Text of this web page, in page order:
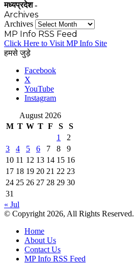
मध्यप्रदेश -
Archives
Archives
MP Info RSS Feed
Click Here to Visit MP Info Site
हमसे जुड़े
Facebook
X
YouTube
Instagram
August 2026
M T W T F S
S
1
2
3
4 5 6 7 8
9
10 11 12 13 14 15 16
17 18 19 20 21 22 23
24 25 26 27 28 29 30
31
« Jul
© Copyright 2026, All Rights Reserved.
Home
About Us
Contact Us
MP Info RSS Feed